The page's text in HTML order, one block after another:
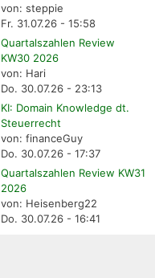
von: steppie
Fr. 31.07.26 - 15:58
Quartalszahlen Review
KW30 2026
von: Hari
Do. 30.07.26 - 23:13
KI: Domain Knowledge dt.
Steuerrecht
von: financeGuy
Do. 30.07.26 - 17:37
Quartalszahlen Review KW31
2026
von: Heisenberg22
Do. 30.07.26 - 16:41